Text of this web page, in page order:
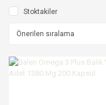
Stoktakiler